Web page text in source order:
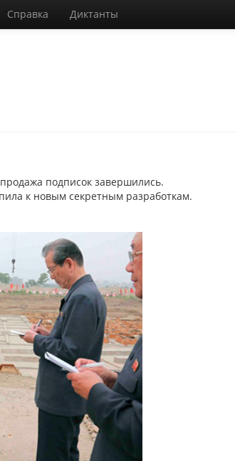
Справка Диктанты
подписок завершились.
к новым секретным разработкам.